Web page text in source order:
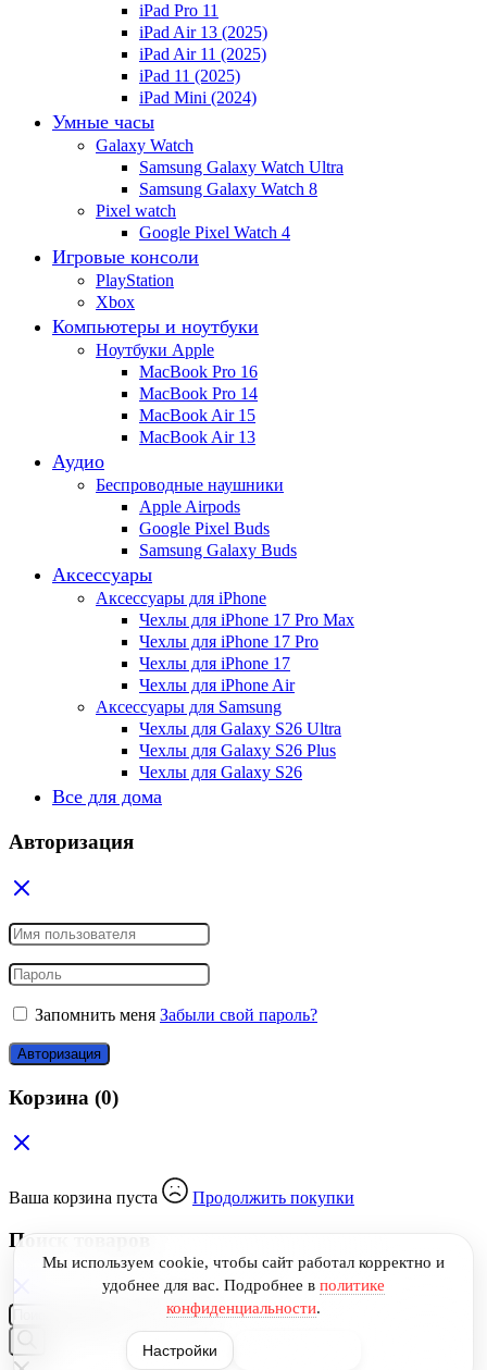
Мы используем cookie, чтобы сайт работал корректно и
удобнее для вас. Подробнее в политике
конфиденциальности.
Настройки
iPad Pro 11
iPad Air 13 (2025)
iPad Air 11 (2025)
iPad 11 (2025)
iPad Mini (2024)
Умные часы
Galaxy Watch
Samsung Galaxy Watch Ultra
Samsung Galaxy Watch 8
Pixel watch
Google Pixel Watch 4
Игровые консоли
PlayStation
Xbox
Компьютеры и ноутбуки
Ноутбуки Apple
MacBook Pro 16
MacBook Pro 14
MacBook Air 15
MacBook Air 13
Аудио
Беспроводные наушники
Apple Airpods
Google Pixel Buds
Samsung Galaxy Buds
Аксессуары
Аксессуары для iPhone
Чехлы для iPhone 17 Pro Max
Чехлы для iPhone 17 Pro
Чехлы для iPhone 17
Чехлы для iPhone Air
Аксессуары для Samsung
Чехлы для Galaxy S26 Ultra
Чехлы для Galaxy S26 Plus
Чехлы для Galaxy S26
Все для дома
Авторизация
Запомнить меня Забыли свой пароль?
Авторизация
Корзина (0)
Ваша корзина пуста Продолжить покупки
Поиск товаров
Поиск
товаров